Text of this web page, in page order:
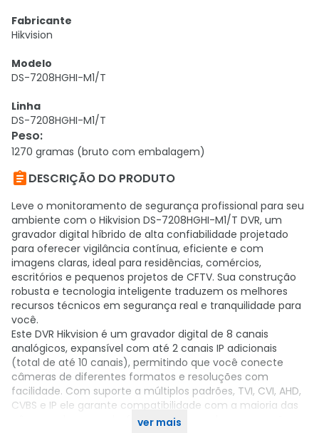
Fabricante
Hikvision
Modelo
DS-7208HGHI-M1/T
Linha
DS-7208HGHI-M1/T
Peso:
1270 gramas (bruto com embalagem)
DESCRIÇÃO DO PRODUTO
Leve o monitoramento de segurança profissional para seu
ambiente com o Hikvision DS-7208HGHI-M1/T DVR, um
gravador digital híbrido de alta confiabilidade projetado
para oferecer vigilância contínua, eficiente e com
imagens claras, ideal para residências, comércios,
escritórios e pequenos projetos de CFTV. Sua construção
robusta e tecnologia inteligente traduzem os melhores
recursos técnicos em segurança real e tranquilidade para
você.
Este DVR Hikvision é um gravador digital de 8 canais
analógicos, expansível com até 2 canais IP adicionais
(total de até 10 canais), permitindo que você conecte
câmeras de diferentes formatos e resoluções com
facilidade. Com suporte a múltiplos padrões, TVI, CVI, AHD,
CVBS e IP ele garante compatibilidade com a maioria das
câmeras do mercado, facilitando upgrades e expansões
ver mais